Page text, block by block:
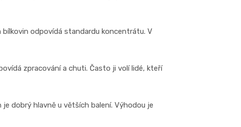
bílkovin odpovídá standardu koncentrátu. V
zpracování a chuti. Často ji volí lidé, kteří
dobrý hlavně u větších balení. Výhodou je